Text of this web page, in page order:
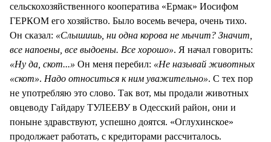
сельскохозяйственного кооператива «Ермак» Иосифом
ГЕРКОМ его хозяйство. Было восемь вечера, очень тихо.
Он сказал: «Слышишь, ни одна корова не мычит? Значит,
все напоены, все выдоены. Все хорошо». Я начал говорить:
«Ну да, скот...» Он меня перебил: «Не называй животных
«скот». Надо относиться к ним уважительно». С тех пор
не употребляю это слово. Так вот, мы продали животных
овцеводу Гайдару ТУЛЕЕВУ в Одесский район, они и
поныне здравствуют, успешно доятся. «Оглухинское»
продолжает работать, с кредиторами рассчиталось.